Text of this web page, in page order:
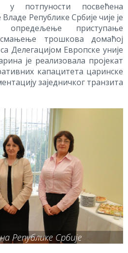
потпуности посвећена
Републике Србије чије је
опредељење приступање
трошкова домаћој
Делегацијом Европске уније
је реализовала пројекат
капацитета царинске
заједничког транзита
Републике Србије